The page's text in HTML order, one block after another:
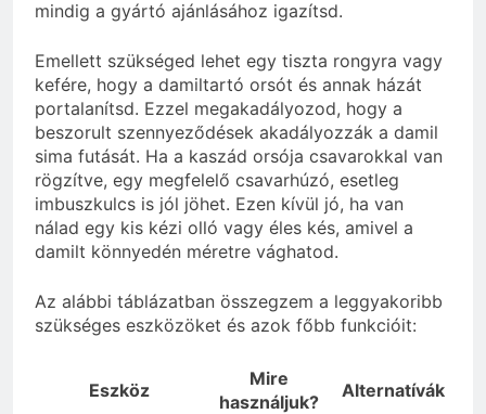
mindig a gyártó ajánlásához igazítsd.
Emellett szükséged lehet egy tiszta rongyra vagy
kefére, hogy a damiltartó orsót és annak házát
portalanítsd. Ezzel megakadályozod, hogy a
beszorult szennyeződések akadályozzák a damil
sima futását. Ha a kaszád orsója csavarokkal van
rögzítve, egy megfelelő csavarhúzó, esetleg
imbuszkulcs is jól jöhet. Ezen kívül jó, ha van
nálad egy kis kézi olló vagy éles kés, amivel a
damilt könnyedén méretre vághatod.
Az alábbi táblázatban összegzem a leggyakoribb
szükséges eszközöket és azok főbb funkcióit:
Eszköz
Mire
használjuk?
Alternatívák